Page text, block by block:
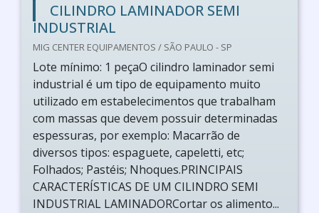
CILINDRO LAMINADOR SEMI
INDUSTRIAL
MIG CENTER EQUIPAMENTOS / SÃO PAULO - SP
Lote mínimo: 1 peçaO cilindro laminador semi
industrial é um tipo de equipamento muito
utilizado em estabelecimentos que trabalham
com massas que devem possuir determinadas
espessuras, por exemplo: Macarrão de
diversos tipos: espaguete, capeletti, etc;
Folhados; Pastéis; Nhoques.PRINCIPAIS
CARACTERÍSTICAS DE UM CILINDRO SEMI
INDUSTRIAL LAMINADORCortar os alimento...